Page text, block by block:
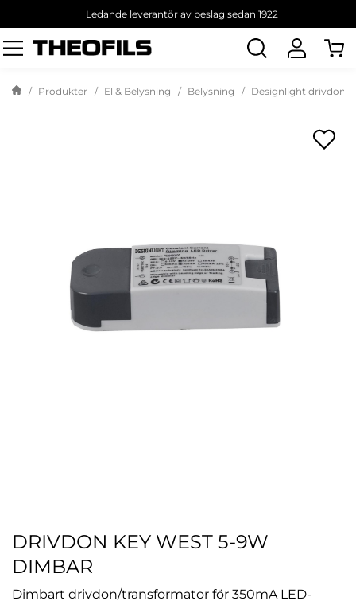
Ledande leverantör av beslag sedan 1922
Sök
produkt
Produkter El & Belysning Belysning Designlight drivdon
DRIVDON KEY WEST 5-9W
DIMBAR
Dimbart drivdon/transformator för 350mA LED-